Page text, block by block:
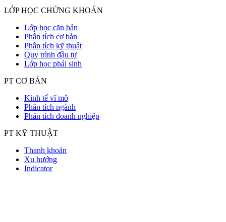
LỚP HỌC CHỨNG KHOÁN
Lớp học căn bản
Phân tích cơ bản
Phân tích kỹ thuật
Quy trình đầu tư
Lớp học phái sinh
PT CƠ BẢN
Kinh tế vĩ mô
Phân tích ngành
Phân tích doanh nghiệp
PT KỸ THUẬT
Thanh khoản
Xu hướng
Indicator